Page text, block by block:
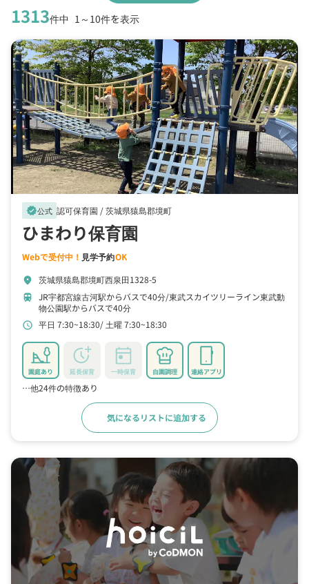
1313件中 1～10件を表示
verified公式 認可保育園 /茨城県猿島郡境町
ひまわり保育園
Webで受付中！ 見学予約OK
location_on 茨城県猿島郡境町西泉田1328-5
train JR宇都宮線古河駅からバスで40分 東武スカイツリーライン東武動
物公園駅からバスで40分
schedule 平日 7:30~18:30 土曜 7:30~18:30
園庭あり 延長保育 一時保育 自園調理 連絡アプリ
…他24件の特徴あり
気になるリストに追加する